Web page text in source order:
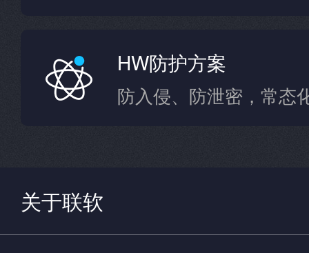
HW防护方案
防入侵、防泄密，常态
关于联软